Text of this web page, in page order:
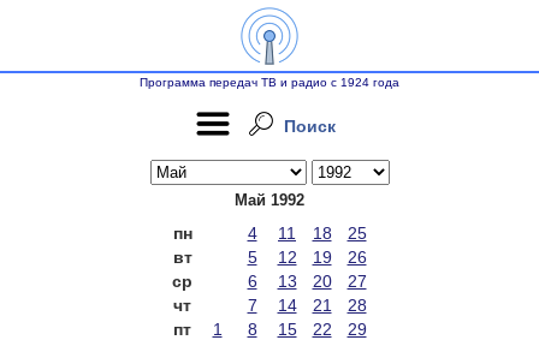
Программа передач ТВ и радио с 1924 года
Поиск
Май 1992
пн 4 11 18
25
вт
5 12 19
26
ср
6 13 20
27
чт
7 14 21
28
пт
1 8 15 22
29